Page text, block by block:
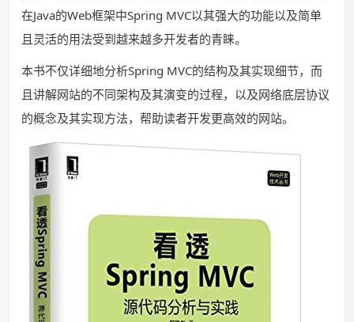
在Java的Web框架中Spring MVC以其强大的功能以及简单
且灵活的用法受到越来越多开发者的青睐。
本书不仅详细地分析Spring MVC的结构及其实现细节，而
且讲解网站的不同架构及其演变的过程，以及网络底层协议
的概念及其实现方法，帮助读者开发更高效的网站。